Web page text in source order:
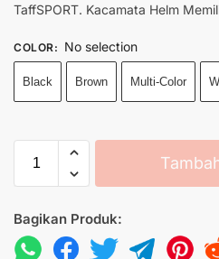
TaffSPORT. Kacamata Helm
COLOR: No selection
Black Brown Multi-Color
Bagikan Produk: